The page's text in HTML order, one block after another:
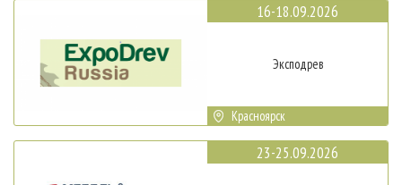
16-18.09.2026
Эксподрев
Красноярск
23-25.09.2026